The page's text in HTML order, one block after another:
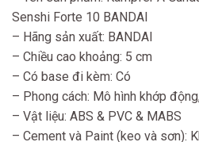
Senshi Forte 10 BANDAI
– Hãng sản xuất: BANDAI
– Chiều cao khoảng: 5 cm
– Có base đi kèm: Có
– Phong cách: Mô hình khớp
– Vật liệu: ABS & PVC & MABS
– Cement và Paint (keo và sơn):